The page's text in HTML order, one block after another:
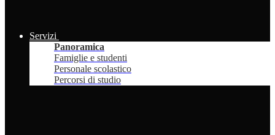
Servizi
Panoramica
Famiglie e studenti
Personale scolastico
Percorsi di studio